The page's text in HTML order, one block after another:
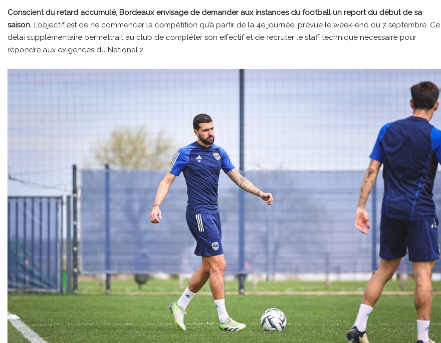
Conscient du retard accumulé, Bordeaux envisage de demander aux instances du football un report du début de sa
saison. L’objectif est de ne commencer la compétition qu’à partir de la 4e journée, prévue le week-end du 7 septembre. Ce
délai supplémentaire permettrait au club de compléter son effectif et de recruter le staff technique nécessaire pour
répondre aux exigences du National 2.